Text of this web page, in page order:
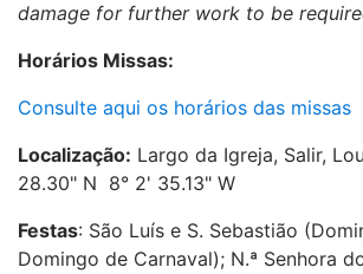
damage for further work to be
Horários Missas:
Consulte aqui os horários das missas
Localização: Largo da Igreja, Salir,
28.30" N 8° 2' 35.13" W
Festas: São Luís e S. Sebastião
Domingo de Carnaval); N.ª Senhora